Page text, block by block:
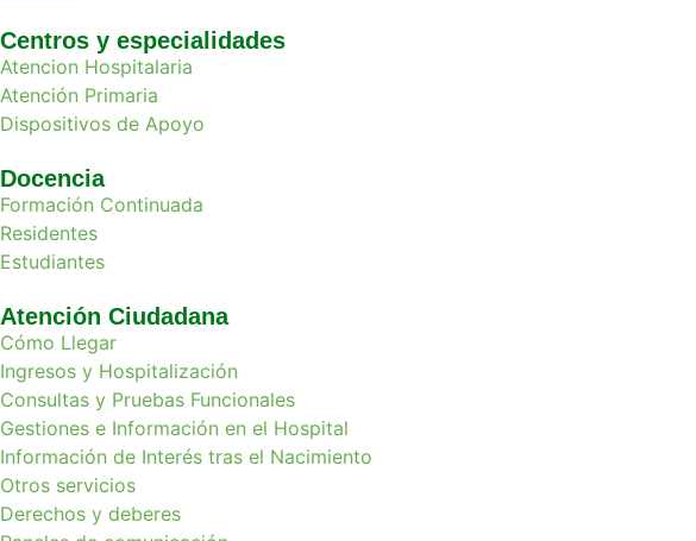
Centros y especialidades
Atencion Hospitalaria
Atención Primaria
Dispositivos de Apoyo
Docencia
Formación Continuada
Residentes
Estudiantes
Atención Ciudadana
Cómo Llegar
Ingresos y Hospitalización
Consultas y Pruebas Funcionales
Gestiones e Información en el Hospital
Información de Interés tras el Nacimiento
Otros servicios
Derechos y deberes